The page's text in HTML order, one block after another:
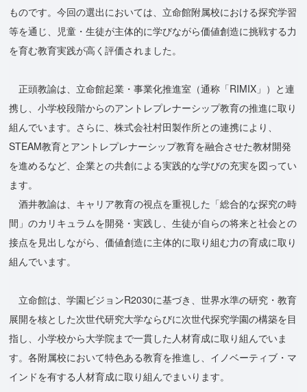
ものです。今回の選出においては、立命館附属校における探究学習
等を通じ、児童・生徒が主体的に学びながら価値創造に挑戦する力
を育む教育実践が高く評価されました。
正頭教諭は、立命館起業・事業化推進室（通称「RIMIX」）と連
携し、小学校段階からのアントレプレナーシップ教育の推進に取り
組んでいます。さらに、株式会社村田製作所との連携により、
STEAM教育とアントレプレナーシップ教育を融合させた教材開発
を進めるなど、企業との共創による実践的な学びの充実を図ってい
ます。
酒井教諭は、キャリア教育の視点を重視した「総合的な探究の時
間」のカリキュラムを開発・実践し、生徒が自らの将来と社会との
接点を見出しながら、価値創造に主体的に取り組む力の育成に取り
組んでいます。
立命館は、学園ビジョンR2030に基づき、世界水準の研究・教育
展開を核とした次世代研究大学ならびに次世代探究学園の構築を目
指し、小学校から大学院まで一貫した人材育成に取り組んでいま
す。各附属校において特色ある教育を推進し、イノベーティブ・マ
インドを有する人材育成に取り組んでまいります。